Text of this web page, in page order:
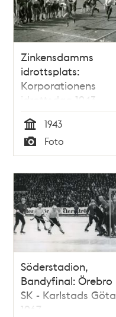
Zinkensdamms
idrottsplats:
Korporationens
idrottsdag 1943
Tid
1943
Typ
Foto
Söderstadion,
Bandyfinal: Örebro
SK - Karlstads Göta
1967